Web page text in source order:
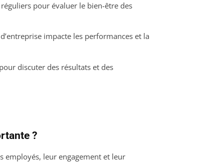
pour évaluer le bien-être des
impacte les performances et la
discuter des résultats et des
?
employés, leur engagement et leur